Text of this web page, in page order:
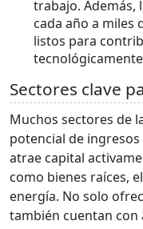
trabajo. Además,
cada año a miles
listos para
Sectores clave
Muchos sectores de
potencial de
atrae capital
como bienes raíces,
energía. No solo
también cuentan